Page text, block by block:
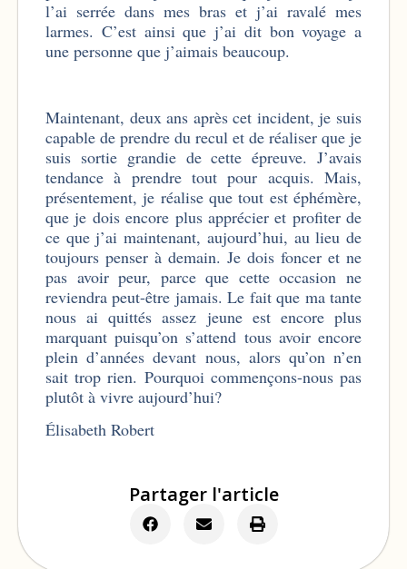
l’ai serrée dans mes bras et j’ai ravalé mes
larmes. C’est ainsi que j’ai dit bon voyage a
une personne que j’aimais beaucoup.
Maintenant, deux ans après cet incident, je suis
capable de prendre du recul et de réaliser que je
suis sortie grandie de cette épreuve. J’avais
tendance à prendre tout pour acquis. Mais,
présentement, je réalise que tout est éphémère,
que je dois encore plus apprécier et profiter de
ce que j’ai maintenant, aujourd’hui, au lieu de
toujours penser à demain. Je dois foncer et ne
pas avoir peur, parce que cette occasion ne
reviendra peut-être jamais. Le fait que ma tante
nous ai quittés assez jeune est encore plus
marquant puisqu’on s’attend tous avoir encore
plein d’années devant nous, alors qu’on n’en
sait trop rien. Pourquoi commençons-nous pas
plutôt à vivre aujourd’hui?
Élisabeth Robert
Partager l'article